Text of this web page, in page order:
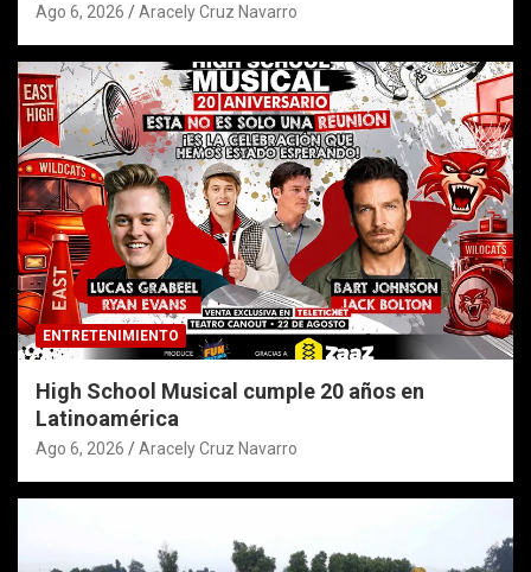
Ago 6, 2026 Aracely Cruz Navarro
ENTRETENIMIENTO
High School Musical cumple 20 años en
Latinoamérica
Ago 6, 2026 Aracely Cruz Navarro